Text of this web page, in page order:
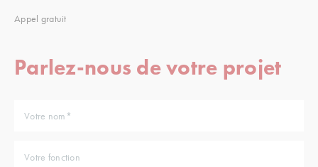
Appel gratuit
Parlez-nous de votre projet